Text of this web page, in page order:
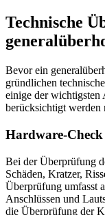
Technische
Bevor ein
gründlichen
einige der wichtigsten
berücksichtigt werden
Hardware-Check
Bei der Überprüfung
Schäden, Kratzer,
Überprüfung umfasst
Anschlüssen und
die Überprüfung der